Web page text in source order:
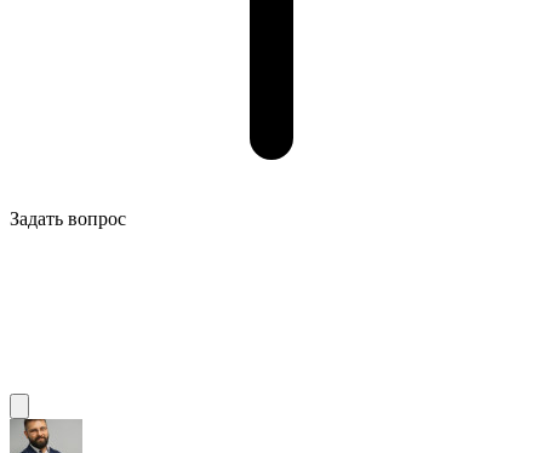
Задать вопрос